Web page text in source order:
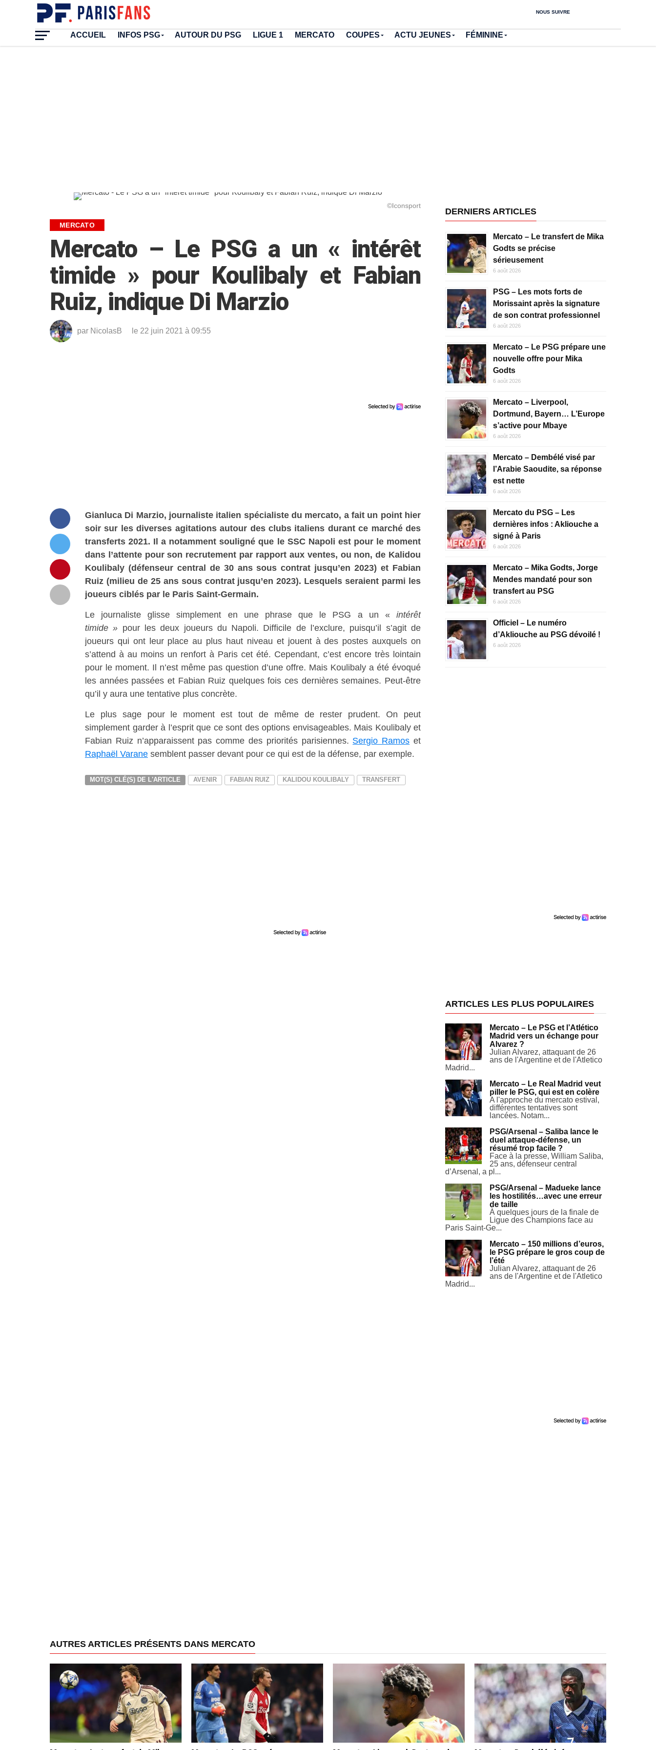
NOUS SUIVRE
ACCUEIL INFOS PSG AUTOUR DU PSG LIGUE 1 MERCATO COUPES ACTU JEUNES FÉMININE
©Iconsport
MERCATO
Mercato – Le PSG a un « intérêt
timide » pour Koulibaly et Fabian
Ruiz, indique Di Marzio
par NicolasB le 22 juin 2021 à 09:55
Gianluca Di Marzio, journaliste italien spécialiste du mercato, a fait un point hier
soir sur les diverses agitations autour des clubs italiens durant ce marché des
transferts 2021. Il a notamment souligné que le SSC Napoli est pour le moment
dans l’attente pour son recrutement par rapport aux ventes, ou non, de Kalidou
Koulibaly (défenseur central de 30 ans sous contrat jusqu’en 2023) et Fabian
Ruiz (milieu de 25 ans sous contrat jusqu’en 2023). Lesquels seraient parmi les
joueurs ciblés par le Paris Saint-Germain.
Le journaliste glisse simplement en une phrase que le PSG a un « intérêt
timide » pour les deux joueurs du Napoli. Difficile de l’exclure, puisqu’il s’agit de
joueurs qui ont leur place au plus haut niveau et jouent à des postes auxquels on
s’attend à au moins un renfort à Paris cet été. Cependant, c’est encore très lointain
pour le moment. Il n’est même pas question d’une offre. Mais Koulibaly a été évoqué
les années passées et Fabian Ruiz quelques fois ces dernières semaines. Peut-être
qu’il y aura une tentative plus concrète.
Le plus sage pour le moment est tout de même de rester prudent. On peut
simplement garder à l’esprit que ce sont des options envisageables. Mais Koulibaly et
Fabian Ruiz n’apparaissent pas comme des priorités parisiennes. Sergio Ramos et
Raphaël Varane semblent passer devant pour ce qui est de la défense, par exemple.
MOT(S) CLÉ(S) DE L'ARTICLE AVENIR FABIAN RUIZ KALIDOU KOULIBALY TRANSFERT
DERNIERS ARTICLES
Mercato – Le transfert de Mika
Godts se précise
sérieusement
6 août 2026
PSG – Les mots forts de
Morissaint après la signature
de son contrat professionnel
6 août 2026
Mercato – Le PSG prépare une
nouvelle offre pour Mika
Godts
6 août 2026
Mercato – Liverpool,
Dortmund, Bayern… L’Europe
s’active pour Mbaye
6 août 2026
Mercato – Dembélé visé par
l’Arabie Saoudite, sa réponse
est nette
6 août 2026
Mercato du PSG – Les
dernières infos : Akliouche a
signé à Paris
6 août 2026
Mercato – Mika Godts, Jorge
Mendes mandaté pour son
transfert au PSG
6 août 2026
Officiel – Le numéro
d’Akliouche au PSG dévoilé !
6 août 2026
ARTICLES LES PLUS POPULAIRES
Mercato – Le PSG et l’Atlético
Madrid vers un échange pour
Alvarez ?
Julian Alvarez, attaquant de 26
ans de l'Argentine et de l'Atletico
Madrid...
Mercato – Le Real Madrid veut
piller le PSG, qui est en colère
A l'approche du mercato estival,
différentes tentatives sont
lancées. Notam...
PSG/Arsenal – Saliba lance le
duel attaque-défense, un
résumé trop facile ?
Face à la presse, William Saliba,
25 ans, défenseur central
d’Arsenal, a pl...
PSG/Arsenal – Madueke lance
les hostilités…avec une erreur
de taille
À quelques jours de la finale de
Ligue des Champions face au
Paris Saint-Ge...
Mercato – 150 millions d’euros,
le PSG prépare le gros coup de
l’été
Julian Alvarez, attaquant de 26
ans de l'Argentine et de l'Atletico
Madrid...
AUTRES ARTICLES PRÉSENTS DANS MERCATO